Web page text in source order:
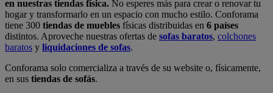
en nuestras tiendas física. No esperes más para crear o renovar tu
hogar y transformarlo en un espacio con mucho estilo. Conforama
tiene 300 tiendas de muebles físicas distribuidas en 6 países
distintos. Aproveche nuestras ofertas de sofas baratos, colchones
baratos y liquidaciones de sofas.
Conforama solo comercializa a través de su website o, físicamente,
en sus tiendas de sofás.